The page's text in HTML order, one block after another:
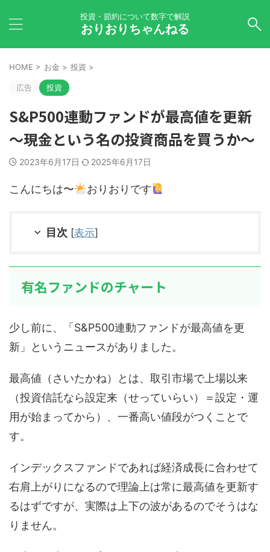
投資・節約について数字で解説
おりおりちゃんねる
HOME > お金 > 投資 >
広告 投資
S&P500連動ファンドが最高値を更新
～現金という名の投資商品を買うか～
2023年6月17日 2025年6月17日
こんにちは〜 おりおりです
目次 [表示]
有名ファンドのチャート
少し前に、「S&P500連動ファンドが最高値を更
新」というニュースがありました。
最高値（さいたかね）とは、取引市場で上場以来
（投資信託なら設定来（せっていらい）＝設定・運
用が始まってから）、一番高い値段がつくことで
す。
インデックスファンドであれば経済成長に合わせて
右肩上がりになるので理論上は常に最高値を更新す
るはずですが、実際は上下の波があるのでそうはな
りません。